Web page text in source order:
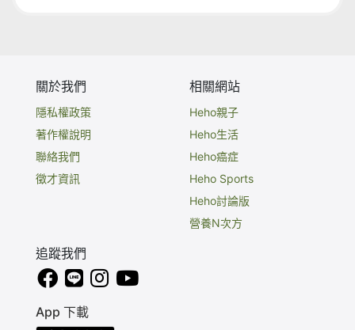
關於我們
隱私權政策
著作權說明
聯絡我們
徵才資訊
相關網站
Heho親子
Heho生活
Heho癌症
Heho Sports
Heho討論版
營養N次方
追蹤我們
App 下載